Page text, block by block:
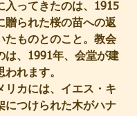
入ってきたのは、1915
贈られた桜の苗への返
たものとのこと。教会
は、1991年、会堂が建
れます。
カには、イエス・キ
につけられた木がハナ